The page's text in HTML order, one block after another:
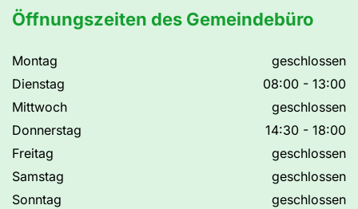
Öffnungszeiten des Gemeindebüro
Montag
geschlossen
Dienstag
08:00 - 13:00
Mittwoch
geschlossen
Donnerstag
14:30 - 18:00
Freitag
geschlossen
Samstag
geschlossen
Sonntag
geschlossen